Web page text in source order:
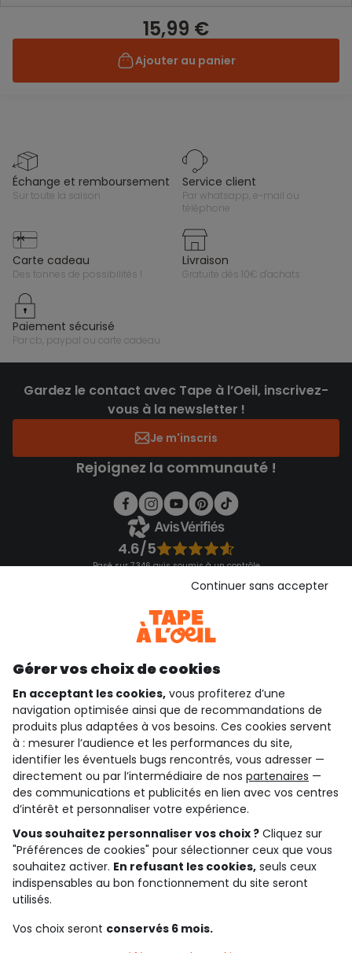
15,99 €
Ajouter au panier
échange et remboursement
sur toute la saison
service client
par whatsapp, e-mail ou
téléphone
carte cadeau
des tonnes de possibilités !
livraison
gratuite dès 10€ d'achats
paiement sécurisé
par cb, paypal ou carte cadeau
Gardez le contact avec Tape à l’Oeil, inscrivez-
vous à la newsletter !
Je m'inscris
Rejoignez la communauté !
4.6/5
Basé sur 7 346 avis soumis à un contrôle
Consulter les CGU
qui sommes-nous ?
besoin d'aide ?
le club fidélité
notre catalogue
Conditions générales de ventes et d'utilisation
Conditions d’utilisation des réseaux sociaux
Politique de confidentialité
Cookies et données personnelles
Gérer vos choix de cookies
En acceptant les cookies, vous profiterez d’une
navigation optimisée ainsi que de recommandations de
produits plus adaptées à vos besoins. Ces cookies servent
à : mesurer l’audience et les performances du site,
identifier les éventuels bugs rencontrés, vous adresser —
directement ou par l’intermédiaire de nos partenaires —
des communications et publicités en lien avec vos centres
d’intérêt et personnaliser votre expérience.
Vous souhaitez personnaliser vos choix ? Cliquez sur
"Préférences de cookies" pour sélectionner ceux que vous
souhaitez activer. En refusant les cookies, seuls ceux
indispensables au bon fonctionnement du site seront
utilisés.
Vos choix seront conservés 6 mois.
Continuer sans accepter